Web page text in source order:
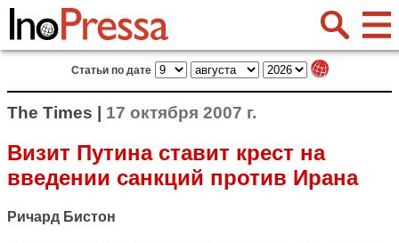
Статьи по дате
The Times | 17 октября 2007 г.
Визит Путина ставит крест на
введении санкций против Ирана
Ричард Бистон